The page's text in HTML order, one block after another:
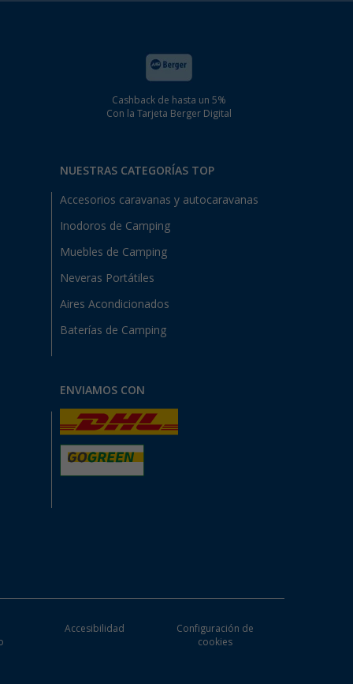
Cashback de hasta un 5%
Con la Tarjeta Berger Digital
NUESTRAS CATEGORÍAS TOP
Accesorios caravanas y autocaravanas
Inodoros de Camping
Muebles de Camping
Neveras Portátiles
Aires Acondicionados
Baterías de Camping
ENVIAMOS CON
Accesibilidad
Configuración de
cookies